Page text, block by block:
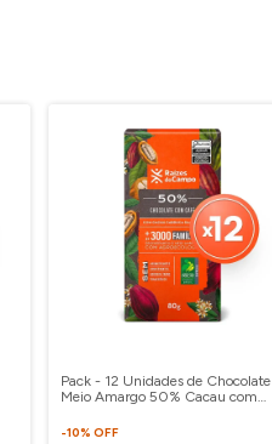
Pack - 12 Unidades de Chocolate
Meio Amargo 50% Cacau com
-10% OFF